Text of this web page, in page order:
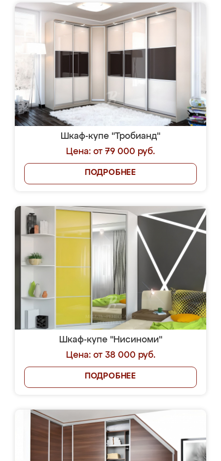
Шкаф-купе "Тробианд"
Цена: от 79 000 руб.
ПОДРОБНЕЕ
Шкаф-купе "Нисиноми"
Цена: от 38 000 руб.
ПОДРОБНЕЕ